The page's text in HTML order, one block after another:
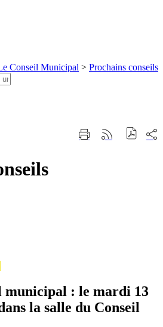
Conseil Municipal > Prochains conseils
ImprimerGénérer
sur
municipal : le mardi 13
la salle du Conseil